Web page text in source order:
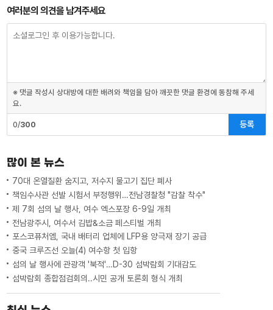
여러분의 의견을 남겨주세요
※ 댓글 작성시 상대방에 대한 배려와 책임을 담아 깨끗한 댓글 환경에 동참해 주세
요.
0/300 등록
많이 본 뉴스
70대 온열질환 숨지고, 저수지 물고기 집단 폐사
책임수사관 선발 시험서 부정행위…전남경찰청 "감찰 착수"
제 7회 섬의 날 행사, 여수 엑스포장 6-9일 개최
전남광주시, 여수서 김밥&소금 페스티벌 개최
포스코퓨처엠, 국내 배터리 업체에 LFP용 양극재 장기 공급
중국 크루즈선 오늘(4) 여수항 첫 입항
섬의 날 행사에 관광객 '북적'…D-30 섬박람회 기대감도
섬박람회 종합점검회의..시민 공개 토론회 형식 개최